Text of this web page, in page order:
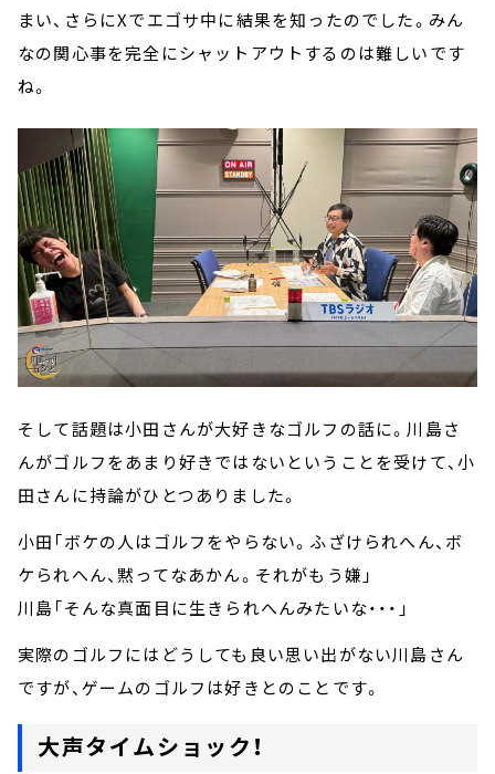
まい、さらにXでエゴサ中に結果を知ったのでした。みん
なの関心事を完全にシャットアウトするのは難しいです
ね。
そして話題は小田さんが大好きなゴルフの話に。川島さ
んがゴルフをあまり好きではないということを受けて、小
田さんに持論がひとつありました。
小田「ボケの人はゴルフをやらない。ふざけられへん、ボ
ケられへん、黙ってなあかん。それがもう嫌」
川島「そんな真面目に生きられへんみたいな・・・」
実際のゴルフにはどうしても良い思い出がない川島さん
ですが、ゲームのゴルフは好きとのことです。
大声タイムショック！